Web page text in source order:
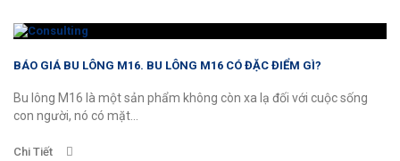
BÁO GIÁ BU LÔNG M16. BU LÔNG M16 CÓ ĐẶC ĐIỂM GÌ?
Bu lông M16 là một sản phẩm không còn xa lạ đối với cuộc sống
con người, nó có mặt...
Chi Tiết